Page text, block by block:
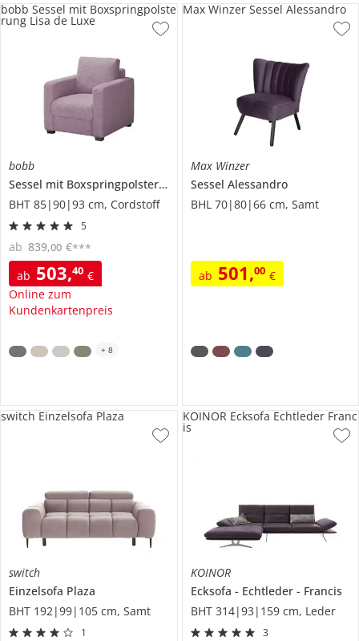
bobb
Sessel mit Boxspringpolsterung
Lisa de Luxe
BHT 85|90|93 cm, Cordstoff
5
ab 503,40 €
Online zum
Kundenkartenpreis
ab 839,00 €***
bobb Sessel mit Boxspringpolste
rung Lisa de Luxe
+ 8
Max Winzer
Sessel Alessandro
BHL 70|80|66 cm, Samt
ab 501,00 €
Max Winzer Sessel Alessandro
switch
Einzelsofa Plaza
BHT 192|99|105 cm, Samt
1
switch Einzelsofa Plaza
KOINOR
Ecksofa
Echtleder
Francis
BHT 314|93|159 cm, Leder
3
KOINOR Ecksofa Echtleder Franc
is